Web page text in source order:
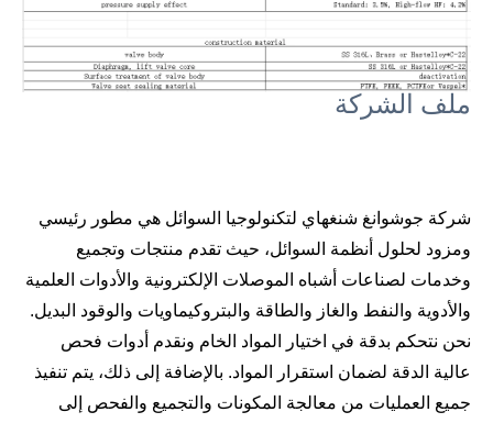
ملف الشركة
شركة جوشوانغ شنغهاي لتكنولوجيا السوائل هي مطور رئيسي
ومزود لحلول أنظمة السوائل، حيث تقدم منتجات وتجميع
وخدمات لصناعات أشباه الموصلات الإلكترونية والأدوات العلمية
والأدوية والنفط والغاز والطاقة والبتروكيماويات والوقود البديل.
نحن نتحكم بدقة في اختيار المواد الخام ونقدم أدوات فحص
عالية الدقة لضمان استقرار المواد. بالإضافة إلى ذلك، يتم تنفيذ
جميع العمليات من معالجة المكونات والتجميع والفحص إلى